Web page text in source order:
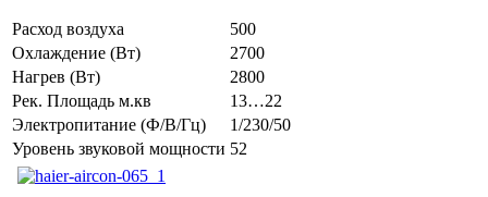
Расход воздуха
500
Охлаждение (Вт)
2700
Нагрев (Вт)
2800
Рек. Площадь м.кв
13…22
Электропитание (Ф/В/Гц)
1/230/50
Уровень звуковой мощности 52